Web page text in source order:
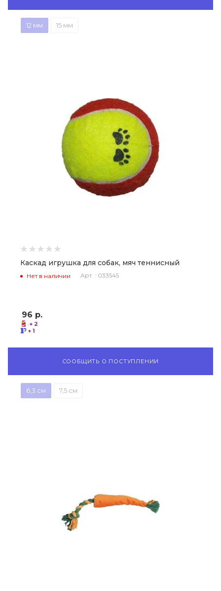
12 мм 15 мм
Каскад игрушка для собак, мяч теннисный
Нет в наличии Арт. : 033545
96 р.
+ 2
+ 1
СООБЩИТЬ О ПОСТУПЛЕНИИ
6,3 см 7,5 см